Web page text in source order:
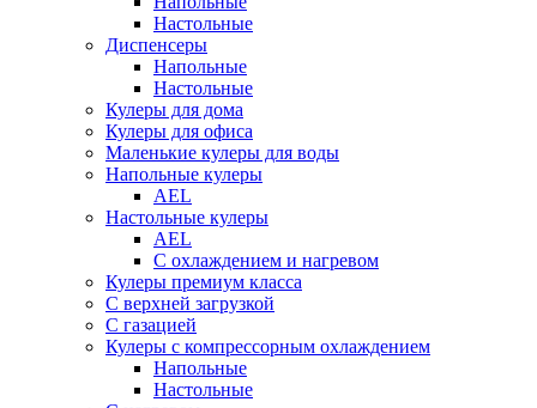
Настольные
Диспенсеры
Напольные
Настольные
Кулеры для дома
Кулеры для офиса
Маленькие кулеры для воды
Напольные кулеры
AEL
Настольные кулеры
AEL
С охлаждением и нагревом
Кулеры премиум класса
С верхней загрузкой
С газацией
Кулеры с компрессорным охлаждением
Напольные
Настольные